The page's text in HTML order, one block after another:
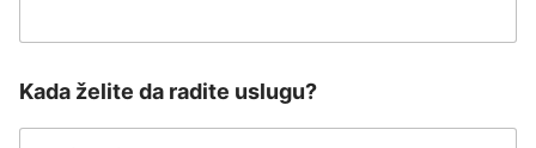
Kada želite da radite uslugu?